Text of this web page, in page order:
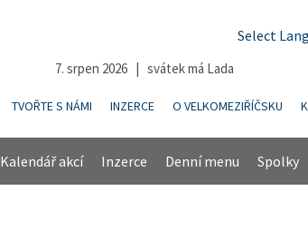
Select
7. srpen 2026 | svátek má Lada
TVOŘTE S NÁMI INZERCE O VELKOMEZIŘÍČSKU
Kalendář akcí Inzerce Denní menu Spolky